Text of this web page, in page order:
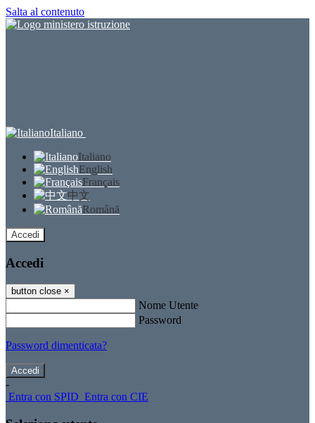
Salta al contenuto
Italiano
Italiano
English
Français
中文
Română
Accedi
Accedi
button close ×
Nome Utente
Password
Password dimenticata?
-
Entra con SPID Entra con CIE